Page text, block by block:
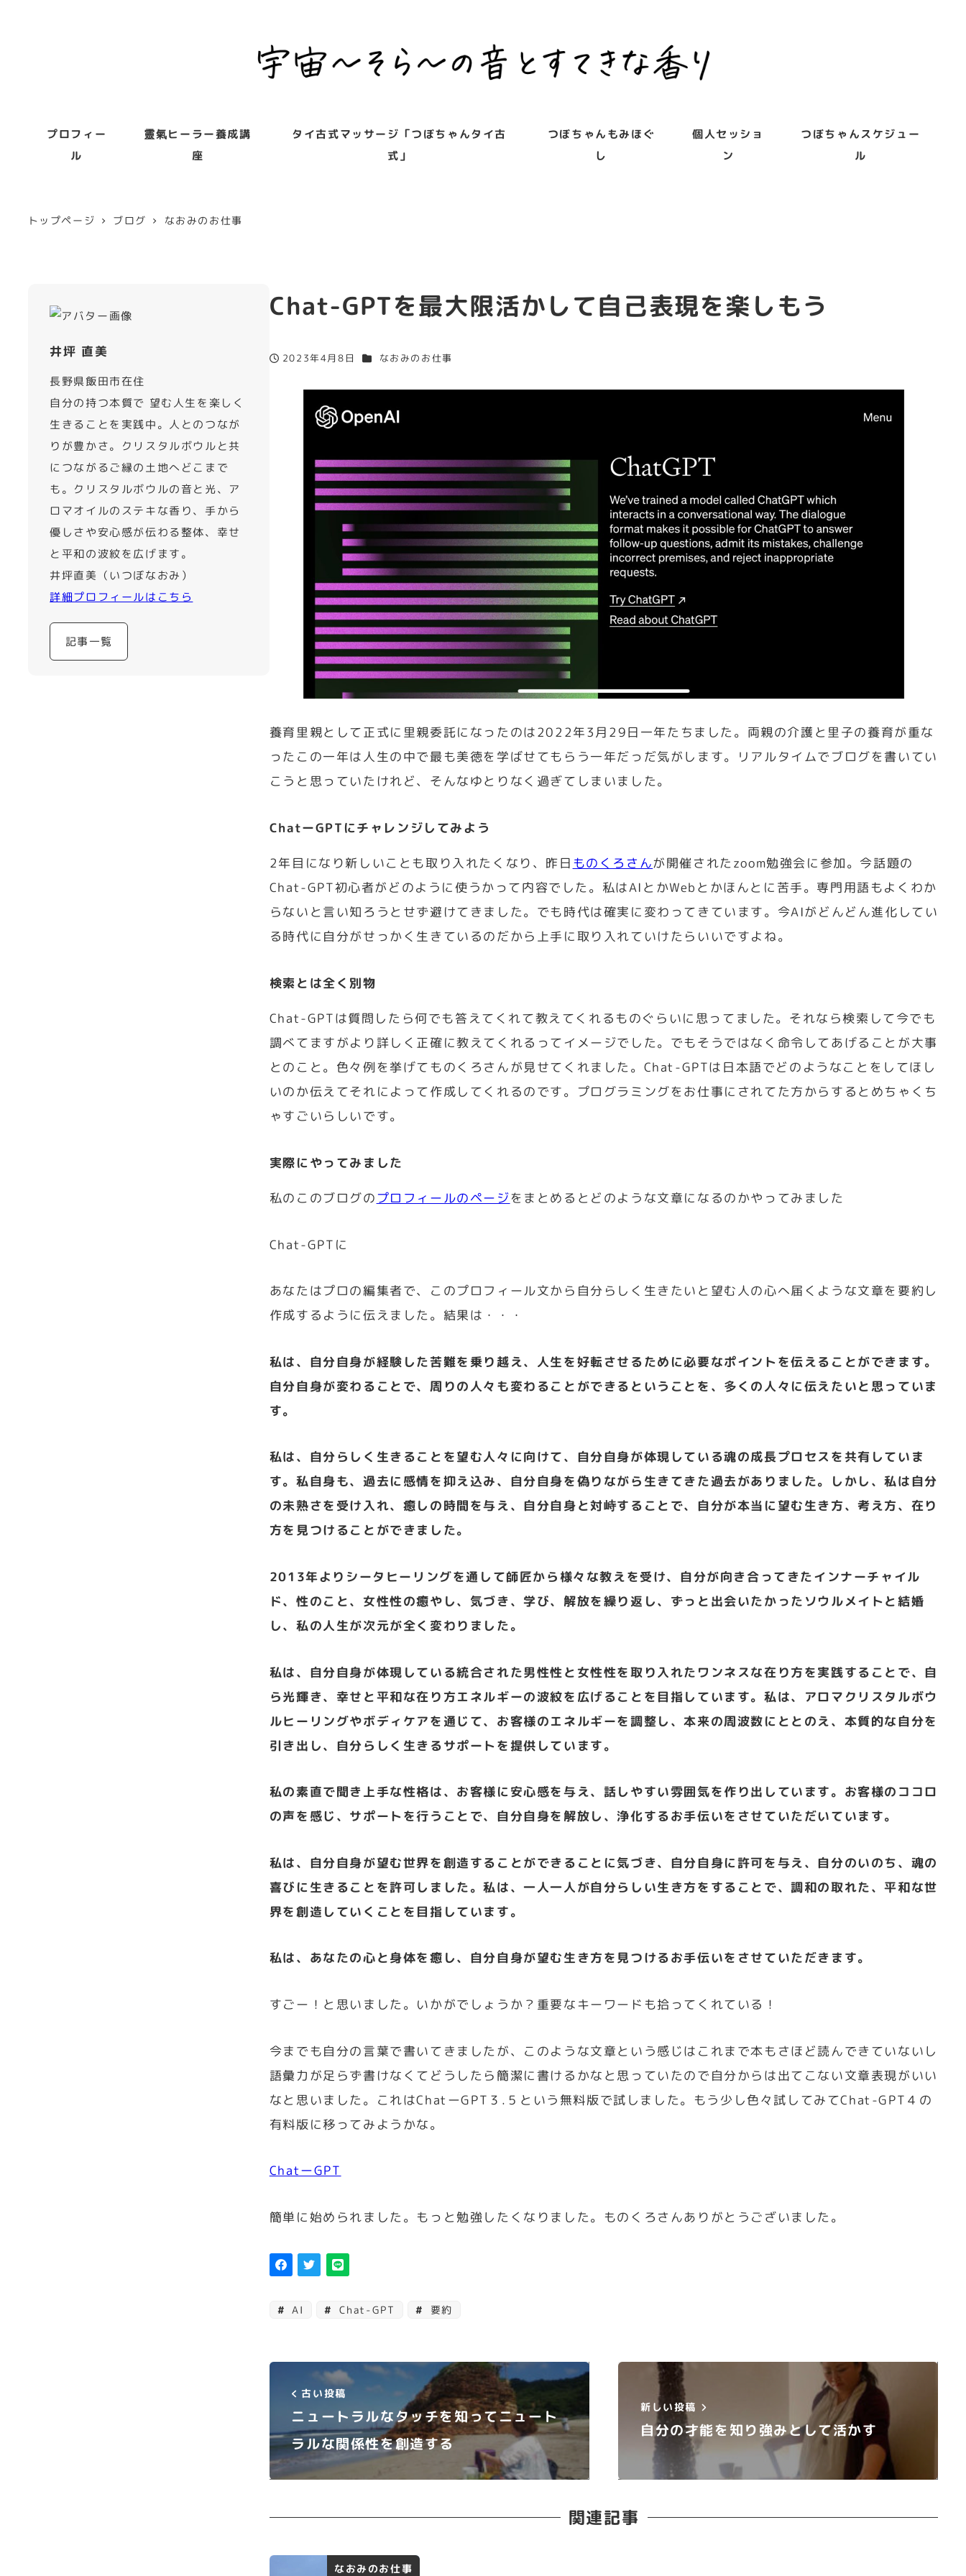
プロフィー
ル
靈氣ヒーラー養成講
座
タイ古式マッサージ「つぼちゃんタイ古
式」
つぼちゃんもみほぐ
し
個人セッショ
ン
つぼちゃんスケジュー
ル
トップページ ブログ なおみのお仕事
Chat-GPTを最大限活かして自己表現を楽しもう
投稿日
2023年4月8日 カテゴリー
なおみのお仕事
養育里親として正式に里親委託になったのは2022年3月29日一年たちました。両親の介護と里子の養育が重な
ったこの一年は人生の中で最も美徳を学ばせてもらう一年だっだ気がします。リアルタイムでブログを書いてい
こうと思っていたけれど、そんなゆとりなく過ぎてしまいました。
ChatーGPTにチャレンジしてみよう
2年目になり新しいことも取り入れたくなり、昨日 ものくろさんが開催されたzoom勉強会に参加。今話題の
Chat-GPT初心者がどのように使うかって内容でした。私はAIとかWebとかほんとに苦手。専門用語もよくわか
らないと言い知ろうとせず避けてきました。でも時代は確実に変わってきています。今AIがどんどん進化してい
る時代に自分がせっかく生きているのだから上手に取り入れていけたらいいですよね。
検索とは全く別物
Chat-GPTは質問したら何でも答えてくれて教えてくれるものぐらいに思ってました。それなら検索して今でも
調べてますがより詳しく正確に教えてくれるってイメージでした。でもそうではなく命令してあげることが大事
とのこと。色々例を挙げてものくろさんが見せてくれました。Chat-GPTは日本語でどのようなことをしてほし
いのか伝えてそれによって作成してくれるのです。プログラミングをお仕事にされてた方からするとめちゃくち
ゃすごいらしいです。
実際にやってみました
私のこのブログのプロフィールのページをまとめるとどのような文章になるのかやってみました
Chat-GPTに
あなたはプロの編集者で、このプロフィール文から自分らしく生きたいと望む人の心へ届くような文章を要約し
作成するように伝えました。結果は・・・
私は、自分自身が経験した苦難を乗り越え、人生を好転させるために必要なポイントを伝えることができます。
自分自身が変わることで、周りの人々も変わることができるということを、多くの人々に伝えたいと思っていま
す。
私は、自分らしく生きることを望む人々に向けて、自分自身が体現している魂の成長プロセスを共有していま
す。私自身も、過去に感情を抑え込み、自分自身を偽りながら生きてきた過去がありました。しかし、私は自分
の未熟さを受け入れ、癒しの時間を与え、自分自身と対峙することで、自分が本当に望む生き方、考え方、在り
方を見つけることができました。
2013年よりシータヒーリングを通して師匠から様々な教えを受け、自分が向き合ってきたインナーチャイル
ド、性のこと、女性性の癒やし、気づき、学び、解放を繰り返し、ずっと出会いたかったソウルメイトと結婚
し、私の人生が次元が全く変わりました。
私は、自分自身が体現している統合された男性性と女性性を取り入れたワンネスな在り方を実践することで、自
ら光輝き、幸せと平和な在り方エネルギーの波紋を広げることを目指しています。私は、アロマクリスタルボウ
ルヒーリングやボディケアを通じて、お客様のエネルギーを調整し、本来の周波数にととのえ、本質的な自分を
引き出し、自分らしく生きるサポートを提供しています。
私の素直で聞き上手な性格は、お客様に安心感を与え、話しやすい雰囲気を作り出しています。お客様のココロ
の声を感じ、サポートを行うことで、自分自身を解放し、浄化するお手伝いをさせていただいています。
私は、自分自身が望む世界を創造することができることに気づき、自分自身に許可を与え、自分のいのち、魂の
喜びに生きることを許可しました。私は、一人一人が自分らしい生き方をすることで、調和の取れた、平和な世
界を創造していくことを目指しています。
私は、あなたの心と身体を癒し、自分自身が望む生き方を見つけるお手伝いをさせていただきます。
すごー！と思いました。いかがでしょうか？重要なキーワードも拾ってくれている！
今までも自分の言葉で書いてきましたが、このような文章という感じはこれまで本もさほど読んできていないし
語彙力が足らず書けなくてどうしたら簡潔に書けるかなと思っていたので自分からは出てこない文章表現がいい
なと思いました。これはChatーGPT３.５という無料版で試しました。もう少し色々試してみてChat-GPT４の
有料版に移ってみようかな。
ChatーGPT
簡単に始められました。もっと勉強したくなりました。ものくろさんありがとうございました。
AI Chat-GPT 要約
古い投稿
ニュートラルなタッチを知ってニュート
ラルな関係性を創造する
新しい投稿
自分の才能を知り強みとして活かす
関連記事
なおみのお仕事
井坪 直美
長野県飯田市在住
自分の持つ本質で 望む人生を楽しく
生きることを実践中。人とのつなが
りが豊かさ。クリスタルボウルと共
につながるご縁の土地へどこまで
も。クリスタルボウルの音と光、ア
ロマオイルのステキな香り、手から
優しさや安心感が伝わる整体、幸せ
と平和の波紋を広げます。
井坪直美（いつぼなおみ）
詳細プロフィールはこちら
記事一覧